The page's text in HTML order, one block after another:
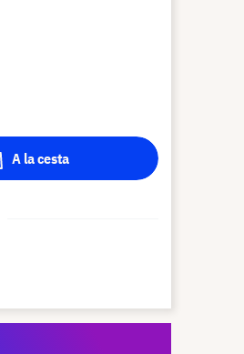
A la cesta